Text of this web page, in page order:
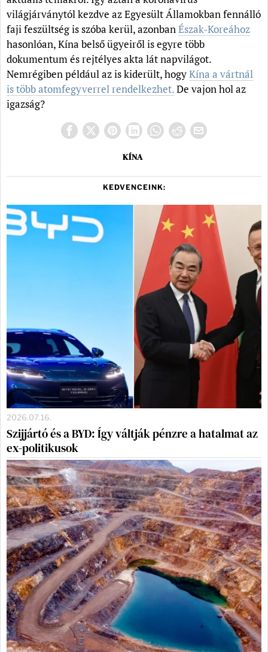
világjárványtól kezdve az Egyesült Államokban fennálló
faji feszültség is szóba kerül, azonbanÉszak-Koreához
hasonlóan, Kína belső ügyeiről is egyre több
dokumentum és rejtélyes akta lát napvilágot.
Nemrégiben például az is kiderült, hogyKína a vártnál
is több atomfegyverrel rendelkezhet.De vajon hol az
igazság?
KÍNA
KEDVENCEINK:
2026.07.16.
Szijjártó és a BYD: Így váltják pénzre a hatalmat az
ex-politikusok